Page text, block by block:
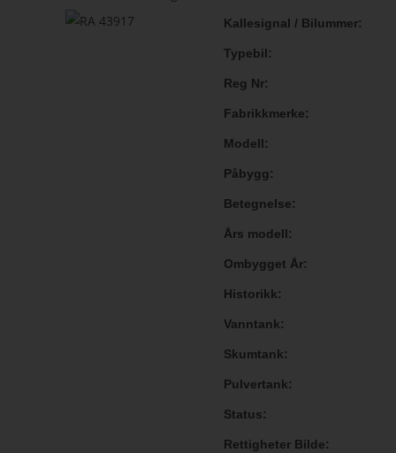
Kallesignal / Bilummer
Typebil
Reg Nr
Fabrikkmerke
Modell
Påbygg
Betegnelse
Års modell
Ombygget År
Historikk
Vanntank
Skumtank
Pulvertank
Status
Rettigheter Bilde